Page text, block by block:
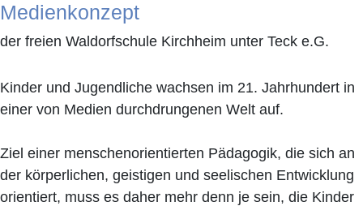
Medienkonzept
der freien Waldorfschule Kirchheim unter Teck e.G.
Kinder und Jugendliche wachsen im 21. Jahrhundert in
einer von Medien durchdrungenen Welt auf.
Ziel einer menschenorientierten Pädagogik, die sich an
der körperlichen, geistigen und seelischen Entwicklung
orientiert, muss es daher mehr denn je sein, die Kinder